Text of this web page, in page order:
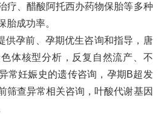
疗、醋酸阿托西办药物保胎等多种
胎成功率。
供孕前、孕期优生咨询和指导，唐
体核型分析，反复自然流产、不
常妊娠史的遗传咨询，孕期B超发
筛查异常相关咨询，叶酸代谢基因